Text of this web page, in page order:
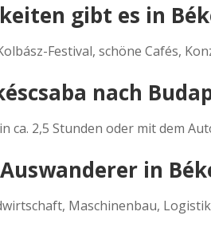
gibt es in
Festival, schöne Cafés,
nach
ca. 2,5 Stunden oder mit dem
in
Maschinenbau,